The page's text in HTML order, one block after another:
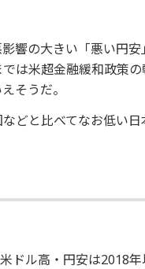
響の大きい「悪い円
は米超金融緩和政策
そうだ。
どと比べてなお低い
ドル高・円安は2018